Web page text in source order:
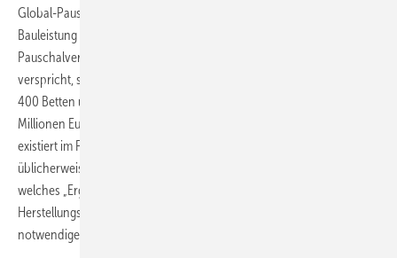
Global-Pauschalvertrags verpflichtet sich dazu, eine „globalisierte“
Bauleistung zu einem festen Preis zu erbringen. Inhalt eines Global-
Pauschalvertrages könnte etwa sein, dass ein Auftragnehmer
verspricht, sämtliche zur Inbetriebnahme eines Krankenhauses mit
400 Betten und einem Labor notwendigen Sanitärarbeiten für vier
Millionen Euro zu erbringen. Ein detailliertes Leistungsverzeichnis
existiert im Fall eines Global-Pauschalvertrages nicht, sondern
üblicherweise eine grobe Leistungsbeschreibung, aus der hervorgeht,
welches „Ergebnis“ die Bauleistung am Ende des
Herstellungsprozesses erreichen muss – z. B. die Erbringung der
notwendigen Sanitärarbeiten für ein Krankenhaus mit 400 Betten.